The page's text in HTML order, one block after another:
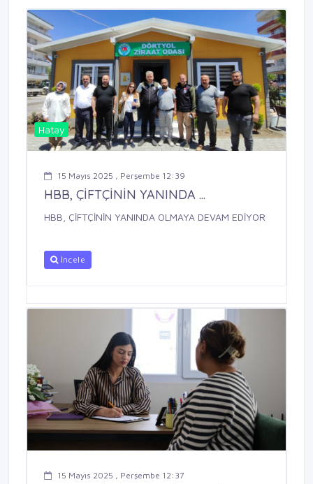
Hatay
15 Mayıs 2025 , Perşembe 12:39
HBB, ÇİFTÇİNİN YANINDA ...
HBB, ÇİFTÇİNİN YANINDA OLMAYA DEVAM EDİYOR
İncele
15 Mayıs 2025 , Perşembe 12:37